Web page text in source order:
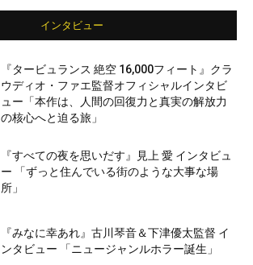
インタビュー
『タービュランス 絶空 16,000フィート』クラ
ウディオ・ファエ監督オフィシャルインタビ
ュー「本作は、人間の回復力と真実の解放力
の核心へと迫る旅」
『すべての夜を思いだす』見上 愛 インタビュ
ー 「ずっと住んでいる街のような大事な場
所」
『みなに幸あれ』古川琴音＆下津優太監督 イ
ンタビュー 「ニュージャンルホラー誕生」